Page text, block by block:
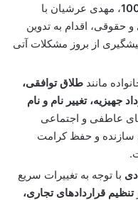
، مهدی عرشیان با
حقوقی، اقدام به تدوین
از بروز مشکلات آتی
مانند طلاق توافقی،
جهیزیه، تغییر نام و نام
عاطفی و اجتماعی
سازنده و حفظ کرامت
با توجه به تغییرات سریع
تنظیم قراردادهای تجاری،